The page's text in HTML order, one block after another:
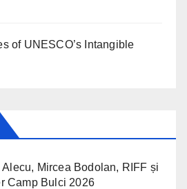
of UNESCO’s Intangible
Mircea Bodolan, RIFF și
Camp Bulci 2026